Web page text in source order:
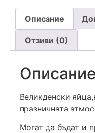
Описание
Отзиви (0)
Описание
Великденски
празничната
Могат да бъдат и